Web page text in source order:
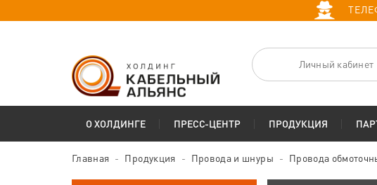
Личный кабинет
О ХОЛДИНГЕ ПРЕСС-ЦЕНТР ПРОДУКЦИЯ
Главная Продукция Провода и шнуры Провода